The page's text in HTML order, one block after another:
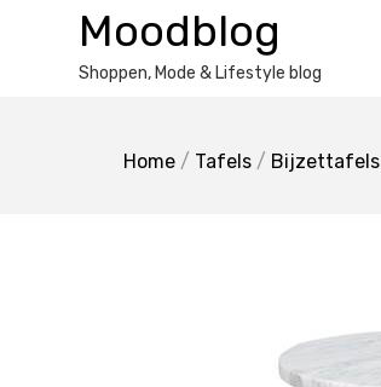
Moodblog
Shoppen, Mode & Lifestyle blog
Home / Tafels / Bijzettafels